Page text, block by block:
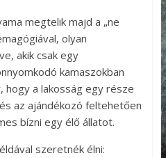
megtelik majd a „ne
olyan
akik csak egy
kamaszokban
hogy a lakosság egy része
az ajándékozó feltehetően
bízni egy élő állatot.
szeretnék élni: